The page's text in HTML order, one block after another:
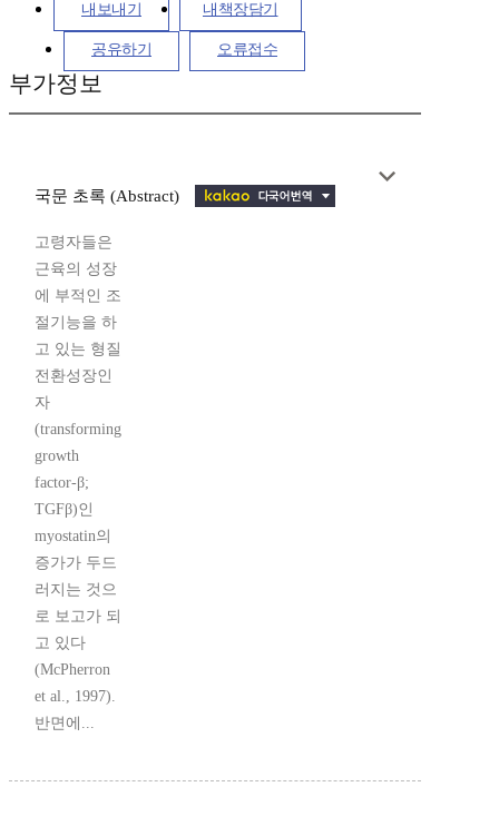
내보내기 내책장담기
공유하기 오류접수
부가정보
국문 초록 (Abstract)
고령자들은
근육의 성장
에 부적인 조
절기능을 하
고 있는 형질
전환성장인
자
(transforming
growth
factor-β;
TGFβ)인
myostatin의
증가가 두드
러지는 것으
로 보고가 되
고 있다
(McPherron
et al., 1997).
반면에...